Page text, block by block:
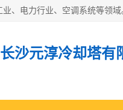
长沙元淳冷却塔有